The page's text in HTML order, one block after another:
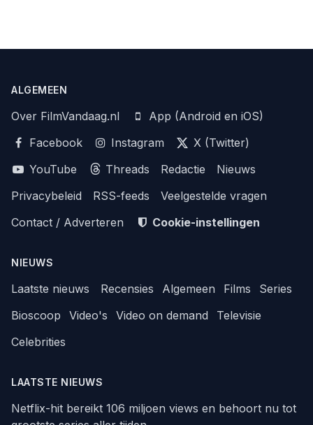
ALGEMEEN
Over FilmVandaag.nl
App (Android en iOS)
Facebook
Instagram
X (Twitter)
YouTube
Threads Redactie
Nieuws
Privacybeleid
RSS-feeds
Veelgestelde vragen
Contact / Adverteren
Cookie-instellingen
NIEUWS
Laatste nieuws Recensies Algemeen Films
Series
Bioscoop
Video's Video on demand
Televisie
Celebrities
LAATSTE NIEUWS
Netflix-hit bereikt 106 miljoen views en behoort nu tot